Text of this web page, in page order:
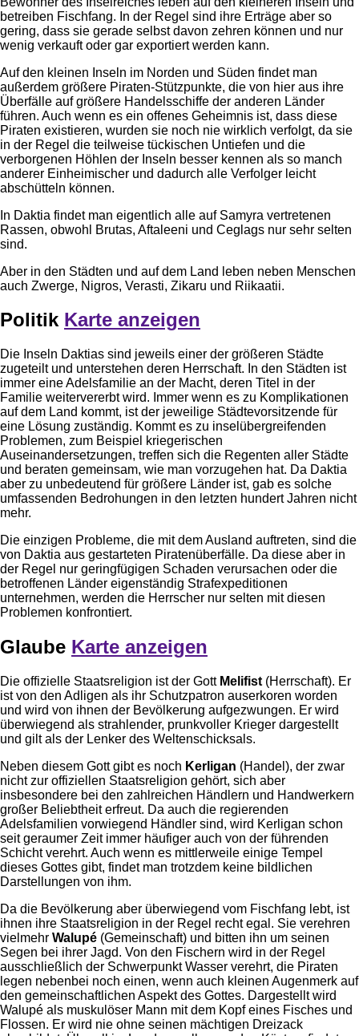
betreiben Fischfang. In der Regel sind ihre Erträge aber so
gering, dass sie gerade selbst davon zehren können und nur
wenig verkauft oder gar exportiert werden kann.
Auf den kleinen Inseln im Norden und Süden findet man
außerdem größere Piraten-Stützpunkte, die von hier aus ihre
Überfälle auf größere Handelsschiffe der anderen Länder
führen. Auch wenn es ein offenes Geheimnis ist, dass diese
Piraten existieren, wurden sie noch nie wirklich verfolgt, da sie
in der Regel die teilweise tückischen Untiefen und die
verborgenen Höhlen der Inseln besser kennen als so manch
anderer Einheimischer und dadurch alle Verfolger leicht
abschütteln können.
In Daktia findet man eigentlich alle auf Samyra vertretenen
Rassen, obwohl Brutas, Aftaleeni und Ceglags nur sehr selten
sind.
Aber in den Städten und auf dem Land leben neben Menschen
auch Zwerge, Nigros, Verasti, Zikaru und Riikaatii.
Politik Karte anzeigen
Die Inseln Daktias sind jeweils einer der größeren Städte
zugeteilt und unterstehen deren Herrschaft. In den Städten ist
immer eine Adelsfamilie an der Macht, deren Titel in der
Familie weitervererbt wird. Immer wenn es zu Komplikationen
auf dem Land kommt, ist der jeweilige Städtevorsitzende für
eine Lösung zuständig. Kommt es zu inselübergreifenden
Problemen, zum Beispiel kriegerischen
Auseinandersetzungen, treffen sich die Regenten aller Städte
und beraten gemeinsam, wie man vorzugehen hat. Da Daktia
aber zu unbedeutend für größere Länder ist, gab es solche
umfassenden Bedrohungen in den letzten hundert Jahren nicht
mehr.
Die einzigen Probleme, die mit dem Ausland auftreten, sind die
von Daktia aus gestarteten Piratenüberfälle. Da diese aber in
der Regel nur geringfügigen Schaden verursachen oder die
betroffenen Länder eigenständig Strafexpeditionen
unternehmen, werden die Herrscher nur selten mit diesen
Problemen konfrontiert.
Glaube Karte anzeigen
Die offizielle Staatsreligion ist der Gott Melifist (Herrschaft). Er
ist von den Adligen als ihr Schutzpatron auserkoren worden
und wird von ihnen der Bevölkerung aufgezwungen. Er wird
überwiegend als strahlender, prunkvoller Krieger dargestellt
und gilt als der Lenker des Weltenschicksals.
Neben diesem Gott gibt es noch Kerligan (Handel), der zwar
nicht zur offiziellen Staatsreligion gehört, sich aber
insbesondere bei den zahlreichen Händlern und Handwerkern
großer Beliebtheit erfreut. Da auch die regierenden
Adelsfamilien vorwiegend Händler sind, wird Kerligan schon
seit geraumer Zeit immer häufiger auch von der führenden
Schicht verehrt. Auch wenn es mittlerweile einige Tempel
dieses Gottes gibt, findet man trotzdem keine bildlichen
Darstellungen von ihm.
Da die Bevölkerung aber überwiegend vom Fischfang lebt, ist
ihnen ihre Staatsreligion in der Regel recht egal. Sie verehren
vielmehr Walupé (Gemeinschaft) und bitten ihn um seinen
Segen bei ihrer Jagd. Von den Fischern wird in der Regel
ausschließlich der Schwerpunkt Wasser verehrt, die Piraten
legen nebenbei noch einen, wenn auch kleinen Augenmerk auf
den gemeinschaftlichen Aspekt des Gottes. Dargestellt wird
Walupé als muskulöser Mann mit dem Kopf eines Fisches und
Flossen. Er wird nie ohne seinen mächtigen Dreizack